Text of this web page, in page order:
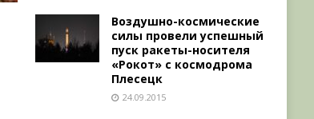
Воздушно-космические
силы провели успешный
пуск ракеты-носителя
«Рокот» с космодрома
Плесецк
24.09.2015